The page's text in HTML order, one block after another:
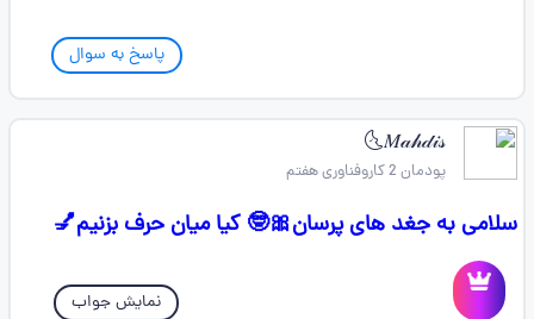
پاسخ به سوال
𝑀𝒶𝒽𝒹𝒾𝓈🌜
پودمان 2 کاروفناوری هفتم
سلامی به جغد های پرسان🎀🤓 کیا میان حرف بزنیم💅
نمایش جواب